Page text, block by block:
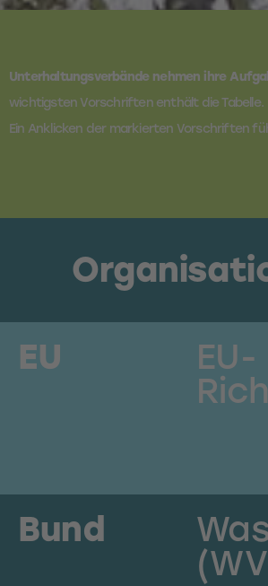
Unterhaltungsverbände nehmen ihre
wichtigsten Vorschriften enthält die Tabelle.
Ein Anklicken der markierten Vorschriften
EU
EU-
Bund